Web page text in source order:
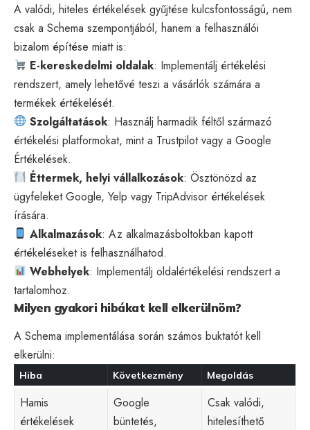
A valódi, hiteles értékelések gyűjtése kulcsfontosságú, nem
csak a Schema szempontjából, hanem a felhasználói
bizalom építése miatt is:
E-kereskedelmi oldalak: Implementálj értékelési
rendszert, amely lehetővé teszi a vásárlók számára a
termékek értékelését.
Szolgáltatások: Használj harmadik féltől származó
értékelési platformokat, mint a Trustpilot vagy a Google
Értékelések.
Éttermek, helyi vállalkozások: Ösztönözd az
ügyfeleket Google, Yelp vagy TripAdvisor értékelések
írására.
Alkalmazások: Az alkalmazásboltokban kapott
értékeléseket is felhasználhatod.
Webhelyek: Implementálj oldalértékelési rendszert a
tartalomhoz.
Milyen gyakori hibákat kell elkerülnöm?
A Schema implementálása során számos buktatót kell
elkerülni:
Hiba Következmény Megoldás
Hamis
értékelések
Google
büntetés,
Csak valódi,
hitelesíthető